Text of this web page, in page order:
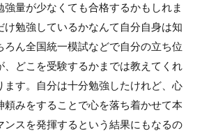
強量が少なくても合格するかもしれま
け勉強しているかなんて自分自身は知
ろん全国統一模試などで自分の立ち位
、どこを受験するかまでは教えてくれ
ます。自分は十分勉強したけれど、心
頼みをすることで心を落ち着かせて本
ンスを発揮するという結果にもなるの